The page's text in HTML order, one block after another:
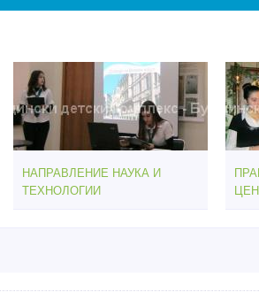
НАПРАВЛЕНИЕ НАУКА И
ТЕХНОЛОГИИ